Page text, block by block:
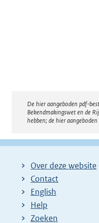
De hier aangeboden pdf-
Bekendmakingswet en de
hebben; de hier
Over deze website
Contact
English
Help
Zoeken